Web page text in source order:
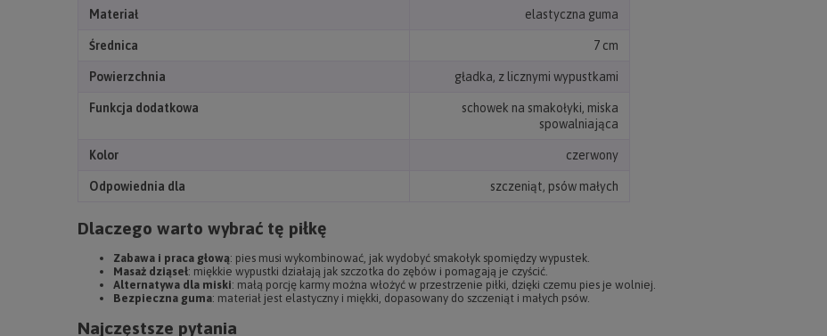
Materiał elastyczna guma
Średnica 7 cm
Powierzchnia gładka, z licznymi wypustkami
Funkcja dodatkowa
schowek na smakołyki, miska
spowalniająca
Kolor czerwony
Odpowiednia dla szczeniąt, psów małych
Dlaczego warto wybrać tę piłkę
Zabawa i praca głową: pies musi wykombinować, jak wydobyć smakołyk spomiędzy wypustek.
Masaż dziąseł: miękkie wypustki działają jak szczotka do zębów i pomagają je czyścić.
Alternatywa dla miski: małą porcję karmy można włożyć w przestrzenie piłki, dzięki czemu pies je wolniej.
Bezpieczna guma: materiał jest elastyczny i miękki, dopasowany do szczeniąt i małych psów.
Najczęstsze pytania